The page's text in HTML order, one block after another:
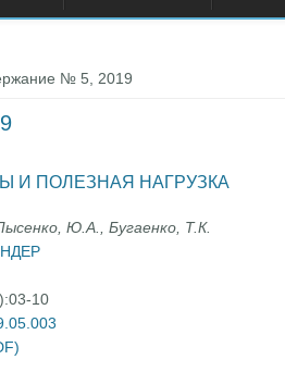
№ 5, 2019
И ПОЛЕЗНАЯ НАГРУЗКА
Ю.А., Бугаенко, Т.К.
10